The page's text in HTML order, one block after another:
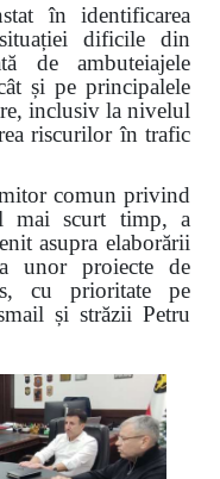
în identificarea
dificile din
de ambuteiajele
și pe principalele
inclusiv la nivelul
riscurilor în trafic
comun privind
mai scurt timp, a
asupra elaborării
unor proiecte de
cu prioritate pe
și străzii Petru